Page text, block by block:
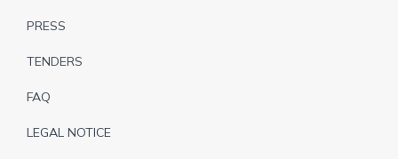
PRESS
TENDERS
FAQ
LEGAL NOTICE